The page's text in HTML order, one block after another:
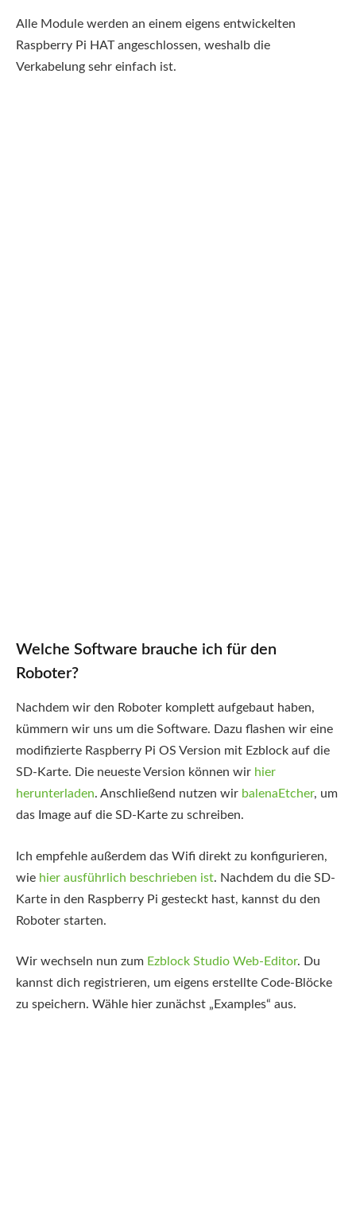
Alle Module werden an einem eigens entwickelten
Raspberry Pi HAT angeschlossen, weshalb die
Verkabelung sehr einfach ist.
Welche Software brauche ich für den
Roboter?
Nachdem wir den Roboter komplett aufgebaut haben,
kümmern wir uns um die Software. Dazu flashen wir eine
modifizierte Raspberry Pi OS Version mit Ezblock auf die
SD-Karte. Die neueste Version können wir hier
herunterladen. Anschließend nutzen wir balenaEtcher, um
das Image auf die SD-Karte zu schreiben.
Ich empfehle außerdem das Wifi direkt zu konfigurieren,
wie hier ausführlich beschrieben ist. Nachdem du die SD-
Karte in den Raspberry Pi gesteckt hast, kannst du den
Roboter starten.
Wir wechseln nun zum Ezblock Studio Web-Editor. Du
kannst dich registrieren, um eigens erstellte Code-Blöcke
zu speichern. Wähle hier zunächst „Examples“ aus.